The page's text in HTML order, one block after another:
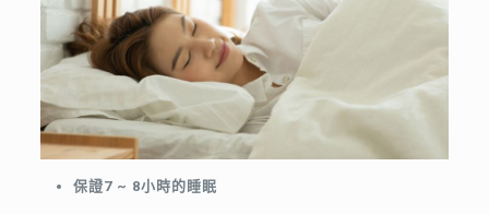
保證7 ~ 8小時的睡眠